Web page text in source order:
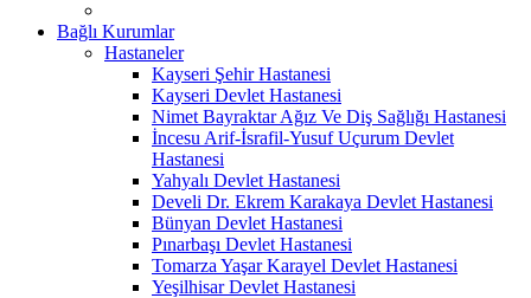
Bağlı Kurumlar
Hastaneler
Kayseri Şehir Hastanesi
Kayseri Devlet Hastanesi
Nimet Bayraktar Ağız Ve Diş Sağlığı Hastanesi
İncesu Arif-İsrafil-Yusuf Uçurum Devlet
Hastanesi
Yahyalı Devlet Hastanesi
Develi Dr. Ekrem Karakaya Devlet Hastanesi
Bünyan Devlet Hastanesi
Pınarbaşı Devlet Hastanesi
Tomarza Yaşar Karayel Devlet Hastanesi
Yeşilhisar Devlet Hastanesi